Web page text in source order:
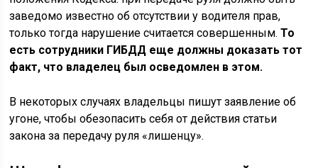
заведомо известно об отсутствии у водителя прав,
только тогда нарушение считается совершенным.То
есть сотрудники ГИБДД еще должны доказать тот
факт, что владелец был осведомлен в этом.
В некоторых случаях владельцы пишут заявление об
угоне, чтобы обезопасить себя от действия статьи
закона за передачу руля «лишенцу».